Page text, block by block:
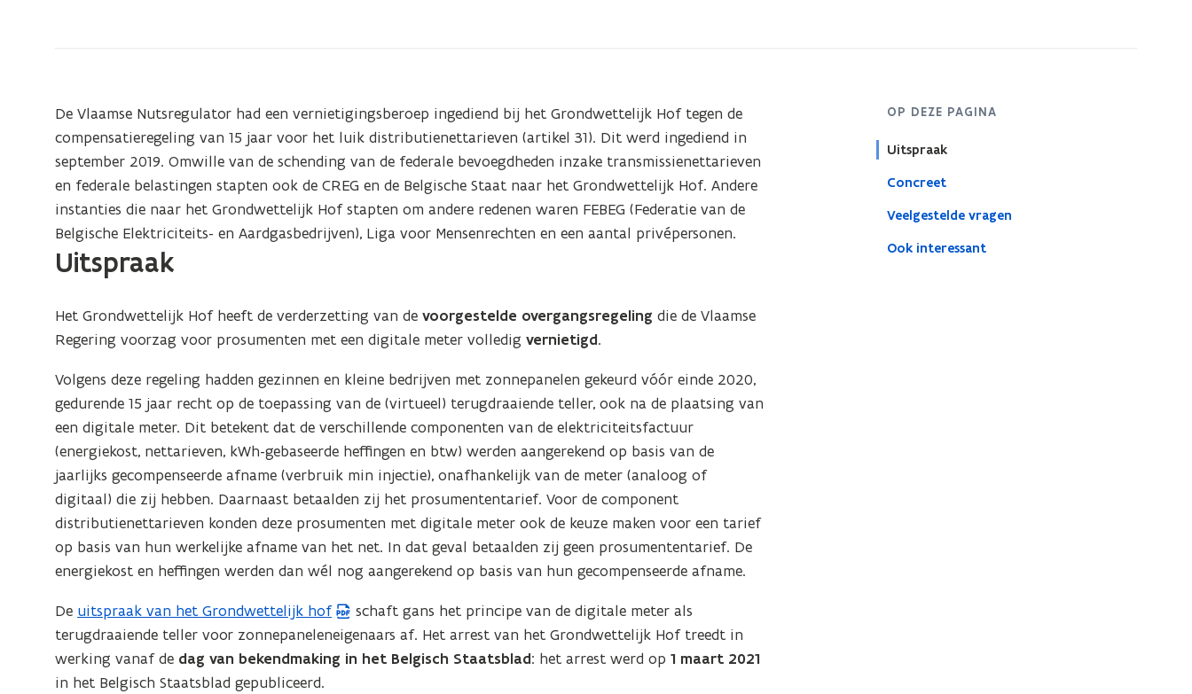
meters
OP DEZE PAGINA
Uitspraak
Concreet
Veelgestelde vragen
Ook interessant
De Vlaamse Nutsregulator had een vernietigingsberoep ingediend bij het Grondwettelijk Hof tegen de
compensatieregeling van 15 jaar voor het luik distributienettarieven (artikel 31). Dit werd ingediend in
september 2019. Omwille van de schending van de federale bevoegdheden inzake transmissienettarieven
en federale belastingen stapten ook de CREG en de Belgische Staat naar het Grondwettelijk Hof. Andere
instanties die naar het Grondwettelijk Hof stapten om andere redenen waren FEBEG (Federatie van de
Belgische Elektriciteits- en Aardgasbedrijven), Liga voor Mensenrechten en een aantal privépersonen.
Uitspraak
Het Grondwettelijk Hof heeft de verderzetting van devoorgestelde overgangsregeling die de Vlaamse
Regering voorzag voor prosumenten met een digitale meter volledigvernietigd.
Volgens deze regeling hadden gezinnen en kleine bedrijven met zonnepanelen gekeurd vóór einde 2020,
gedurende 15 jaar recht op de toepassing van de (virtueel) terugdraaiende teller, ook na de plaatsing van
een digitale meter. Dit betekent dat de verschillende componenten van de elektriciteitsfactuur
(energiekost, nettarieven, kWh-gebaseerde heffingen en btw) werden aangerekend op basis van de
jaarlijks gecompenseerde afname (verbruik min injectie), onafhankelijk van de meter (analoog of
digitaal) die zij hebben. Daarnaast betaalden zij het prosumententarief. Voor de component
distributienettarieven konden deze prosumenten met digitale meter ook de keuze maken voor een tarief
op basis van hun werkelijke afname van het net. In dat geval betaalden zij geen prosumententarief. De
energiekost en heffingen werden dan wél nog aangerekend op basis van hun gecompenseerde afname.
De uitspraak van het Grondwettelijk hof
(
P
D
F
schaft gans het principe van de digitale meter als
terugdraaiende teller voor zonnepaneleneigenaars af. Het arrest van het Grondwettelijk Hof treedt in
werking vanaf de dag van bekendmaking in het Belgisch Staatsblad: het arrest werd op 1 maart 2021
in het Belgisch Staatsblad gepubliceerd.